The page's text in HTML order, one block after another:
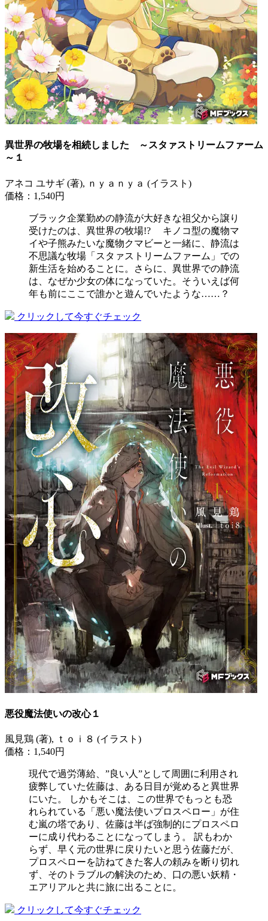
異世界の牧場を相続しました ～スタァストリームファーム
～１
アネコ ユサギ (著), ｎｙａｎｙａ (イラスト)
価格：1,540円
ブラック企業勤めの静流が大好きな祖父から譲り
受けたのは、異世界の牧場!? キノコ型の魔物マ
イや子熊みたいな魔物クマビーと一緒に、静流は
不思議な牧場「スタァストリームファーム」での
新生活を始めることに。さらに、異世界での静流
は、なぜか少女の体になっていた。そういえば何
年も前にここで誰かと遊んでいたような……？
クリックして今すぐチェック
悪役魔法使いの改心１
風見鶏 (著), ｔｏｉ８ (イラスト)
価格：1,540円
現代で過労薄給、”良い人”として周囲に利用され
疲弊していた佐藤は、ある日目が覚めると異世界
にいた。 しかもそこは、この世界でもっとも恐
れられている「悪い魔法使いプロスペロー」が住
む嵐の塔であり、佐藤は半ば強制的にプロスペロ
ーに成り代わることになってしまう。 訳もわか
らず、早く元の世界に戻りたいと思う佐藤だが、
プロスペローを訪ねてきた客人の頼みを断り切れ
ず、そのトラブルの解決のため、口の悪い妖精・
エアリアルと共に旅に出ることに。
クリックして今すぐチェック